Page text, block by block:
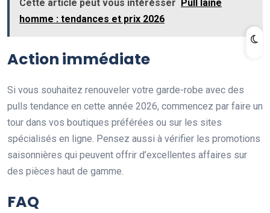
Cette article peut vous intérésser Pull laine
homme : tendances et prix 2026
Action immédiate
Si vous souhaitez renouveler votre garde-robe avec des
pulls tendance en cette année 2026, commencez par faire un
tour dans vos boutiques préférées ou sur les sites
spécialisés en ligne. Pensez aussi à vérifier les promotions
saisonnières qui peuvent offrir d’excellentes affaires sur
des pièces haut de gamme.
FAQ